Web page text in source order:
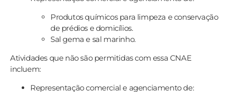
Produtos químicos para limpeza e conservação
de prédios e domicílios.
Sal gema e sal marinho.
Atividades que não são permitidas com essa CNAE
incluem:
Representação comercial e agenciamento de: